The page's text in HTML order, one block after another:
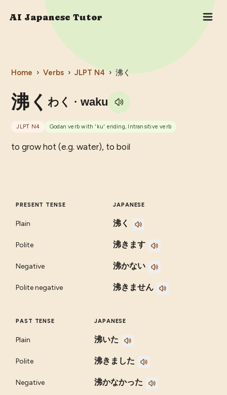
AI Japanese Tutor
Home › Verbs › JLPT N4 › 沸く
沸くわく · waku
JLPT N4 Godan verb with 'ku' ending, Intransitive verb
to grow hot (e.g. water), to boil
PRESENT TENSE JAPANESE
Plain 沸く
Polite 沸きます
Negative 沸かない
Polite negative 沸きません
PAST TENSE JAPANESE
Plain 沸いた
Polite 沸きました
Negative 沸かなかった